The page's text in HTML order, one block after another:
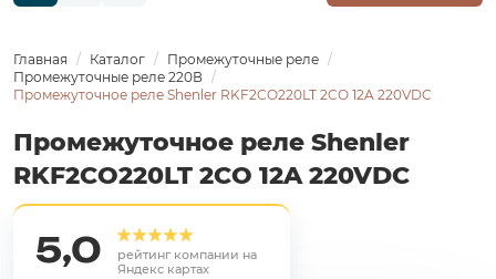
Главная Каталог
Промежуточные реле
Промежуточные реле 220В
Промежуточное реле Shenler RKF2CO220LT 2CO 12A 220VDC
Промежуточное реле Shenler
RKF2CO220LT 2CO 12A 220VDC
5,0
рейтинг компании на
Яндекс картах